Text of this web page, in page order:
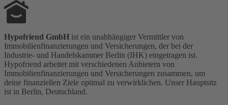
Hypofriend GmbH ist ein unabhängiger Vermittler von
Immobilienfinanzierungen und Versicherungen, der bei der
Industrie- und Handelskammer Berlin (IHK) eingetragen ist.
Hypofriend arbeitet mit verschiedenen Anbietern von
Immobilienfinanzierungen und Versicherungen zusammen, um
deine finanziellen Ziele optimal zu verwirklichen. Unser Hauptsitz
ist in Berlin, Deutschland.